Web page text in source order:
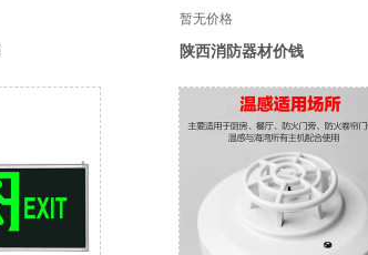
暂无价格
陕西消防器材价钱